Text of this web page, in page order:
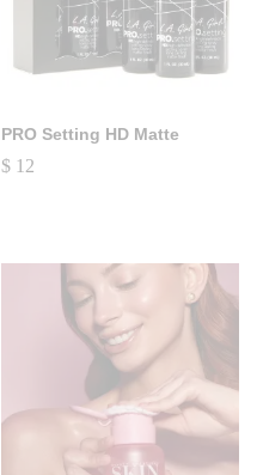
PRO Setting HD Matte
$ 12